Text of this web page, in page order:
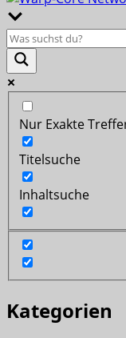
Nur Exakte
Titelsuche
Inhaltsuche
Kategorien